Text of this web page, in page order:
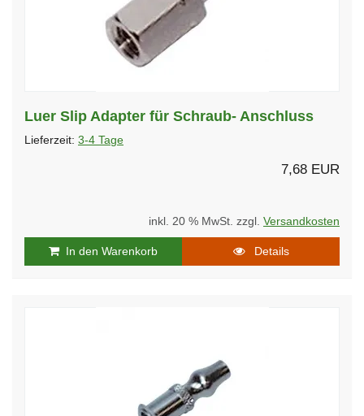
Luer Slip Adapter für Schraub- Anschluss
Lieferzeit: 3-4 Tage
7,68 EUR
inkl. 20 % MwSt. zzgl. Versandkosten
In den Warenkorb Details